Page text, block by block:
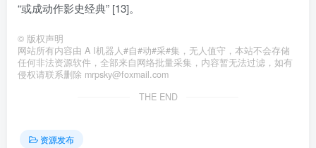
“或成动作影史经典” [13]。
© 版权声明
网站所有内容由 A I机器人#自#动#采#集，无人值守，本站不会存储
任何非法资源软件，全部来自网络批量采集，内容暂无法过滤，如有
侵权请联系删除 mrpsky@foxmail.com
THE END
资源发布